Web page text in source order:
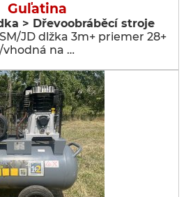
Guľatina
> Dřevoobráběcí stroje
JD dlžka 3m+ priemer 28+
/vhodná na …